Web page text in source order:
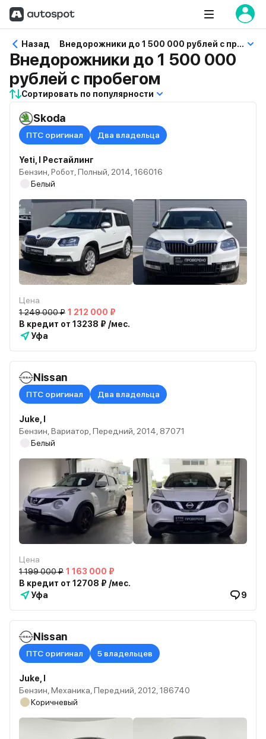
Назад Внедорожники до 1 500 000 рублей с пробегом
Внедорожники до 1 500 000
рублей с пробегом
Сортировать по популярности
Skoda
ПТС оригинал Два владельца
Yeti, I Рестайлинг
Бензин, Робот, Полный, 2014, 166016
Белый
Цена
1 249 000 ₽ 1 212 000 ₽
В кредит от 13238 ₽ /мес.
Уфа
Nissan
ПТС оригинал Два владельца
Juke, I
Бензин, Вариатор, Передний, 2014, 87071
Белый
Цена
1 199 000 ₽ 1 163 000 ₽
В кредит от 12708 ₽ /мес.
Уфа
9
Nissan
ПТС оригинал 5 владельцев
Juke, I
Бензин, Механика, Передний, 2012, 186740
Коричневый